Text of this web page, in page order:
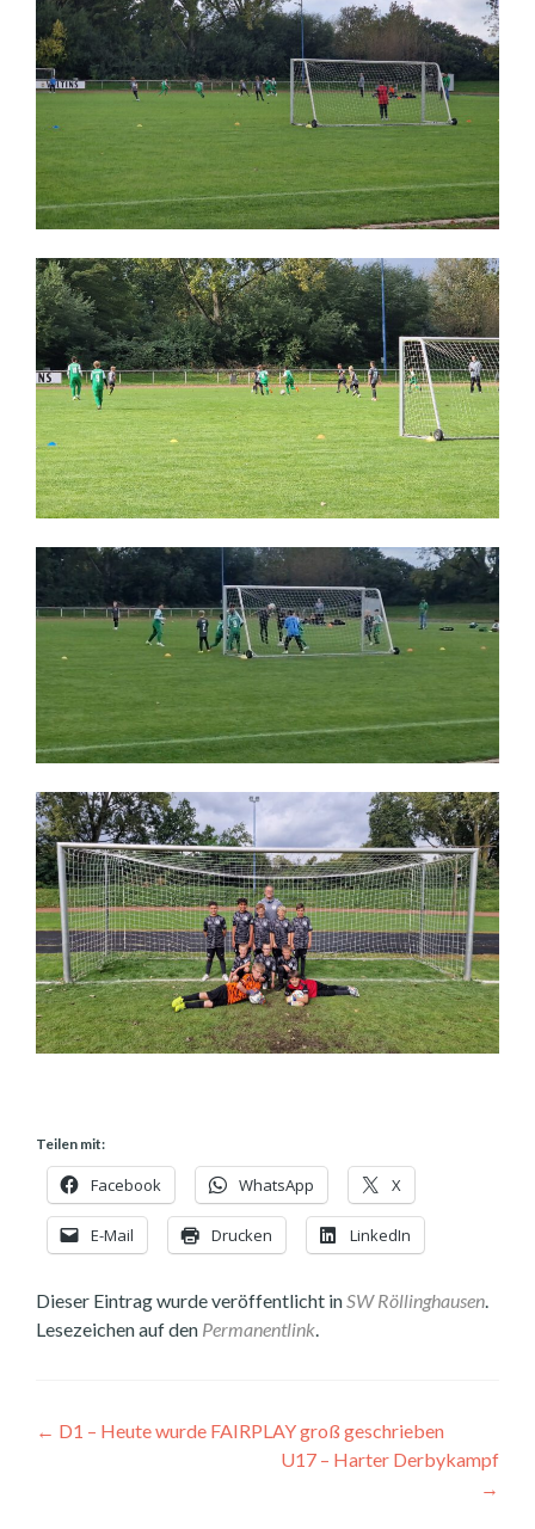
Teilen mit:
Facebook WhatsApp X
E-Mail Drucken LinkedIn
Dieser Eintrag wurde veröffentlicht in SW Röllinghausen
Lesezeichen auf den Permanentlink
Beitragsnavigation
← D1 – Heute wurde FAIRPLAY groß geschrieben
U17 – Harter Derbykampf
→